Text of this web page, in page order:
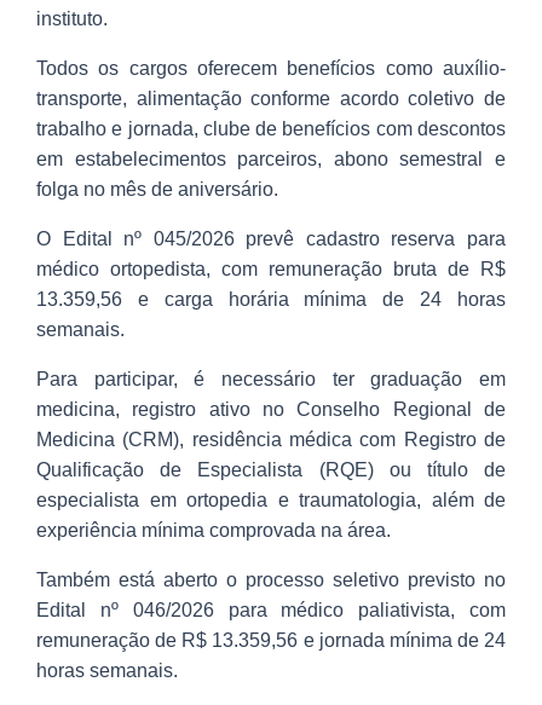
instituto.
Todos os cargos oferecem benefícios como auxílio-
transporte, alimentação conforme acordo coletivo de
trabalho e jornada, clube de benefícios com descontos
em estabelecimentos parceiros, abono semestral e
folga no mês de aniversário.
O Edital nº 045/2026 prevê cadastro reserva para
médico ortopedista, com remuneração bruta de R$
13.359,56 e carga horária mínima de 24 horas
semanais.
Para participar, é necessário ter graduação em
medicina, registro ativo no Conselho Regional de
Medicina (CRM), residência médica com Registro de
Qualificação de Especialista (RQE) ou título de
especialista em ortopedia e traumatologia, além de
experiência mínima comprovada na área.
Também está aberto o processo seletivo previsto no
Edital nº 046/2026 para médico paliativista, com
remuneração de R$ 13.359,56 e jornada mínima de 24
horas semanais.